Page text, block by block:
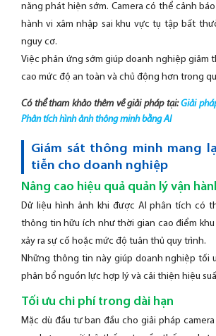
năng phát hiện sớm. Camera có thể cảnh
hành vi xâm nhập sai khu vực tụ tập bất
nguy cơ.
Việc phản ứng sớm giúp doanh nghiệp giảm
cao mức độ an toàn và chủ động hơn trong
Có thể tham khảo thêm về giải pháp tại:Giải
Phân tích hình ảnh thông minh bằng AI
Giám sát thông minh mang
tiễn cho doanh nghiệp
Nâng cao hiệu quả quản lý vận
Dữ liệu hình ảnh khi được AI phân tích có
thông tin hữu ích như thời gian cao điểm
xảy ra sự cố hoặc mức độ tuân thủ quy trình.
Những thông tin này giúp doanh nghiệp tối
phân bổ nguồn lực hợp lý và cải thiện hiệu
Tối ưu chi phí trong dài hạn
Mặc dù đầu tư ban đầu cho giải pháp